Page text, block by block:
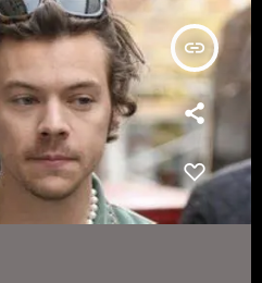
insert_link